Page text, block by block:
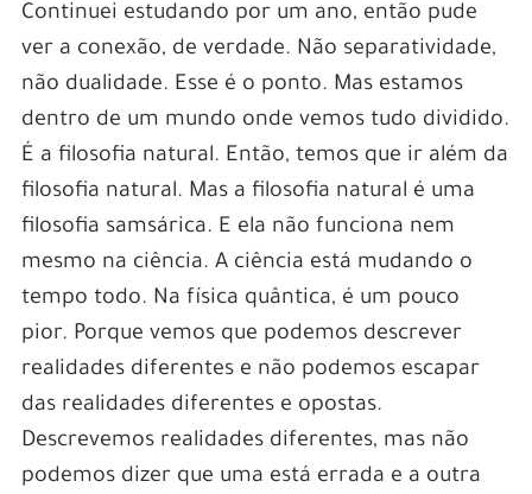
Continuei estudando por um ano, então pude
ver a conexão, de verdade. Não separatividade,
não dualidade. Esse é o ponto. Mas estamos
dentro de um mundo onde vemos tudo dividido.
É a filosofia natural. Então, temos que ir além da
filosofia natural. Mas a filosofia natural é uma
filosofia samsárica. E ela não funciona nem
mesmo na ciência. A ciência está mudando o
tempo todo. Na física quântica, é um pouco
pior. Porque vemos que podemos descrever
realidades diferentes e não podemos escapar
das realidades diferentes e opostas.
Descrevemos realidades diferentes, mas não
podemos dizer que uma está errada e a outra